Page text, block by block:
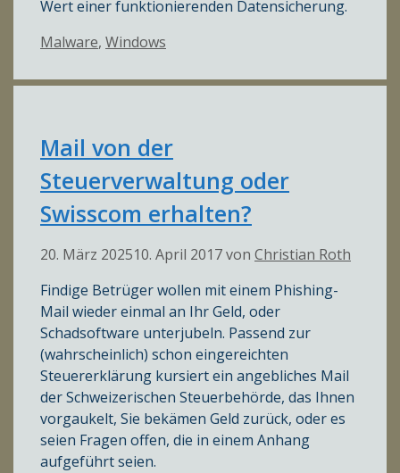
Wert einer funktionierenden Datensicherung.
Kategorien
Malware, Windows
Mail von der
Steuerverwaltung oder
Swisscom erhalten?
20. März 202510. April 2017von Christian Roth
Findige Betrüger wollen mit einem Phishing-
Mail wieder einmal an Ihr Geld, oder
Schadsoftware unterjubeln. Passend zur
(wahrscheinlich) schon eingereichten
Steuererklärung kursiert ein angebliches Mail
der Schweizerischen Steuerbehörde, das Ihnen
vorgaukelt, Sie bekämen Geld zurück, oder es
seien Fragen offen, die in einem Anhang
aufgeführt seien.